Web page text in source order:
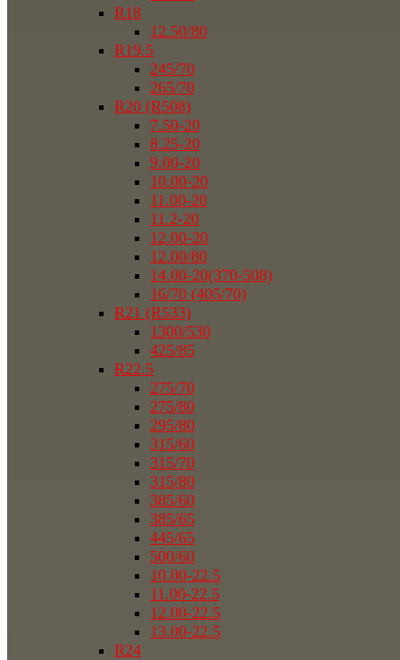
R18
12.50/80
R19.5
245/70
265/70
R20 (R508)
7.50-20
8.25-20
9.00-20
10.00-20
11.00-20
11.2-20
12.00-20
12.00/80
14.00-20(370-508)
16/70 (405/70)
R21 (R533)
1300/530
425/85
R22.5
275/70
275/80
295/80
315/60
315/70
315/80
385/60
385/65
445/65
500/60
10.00-22.5
11.00-22.5
12.00-22.5
13.00-22.5
R24